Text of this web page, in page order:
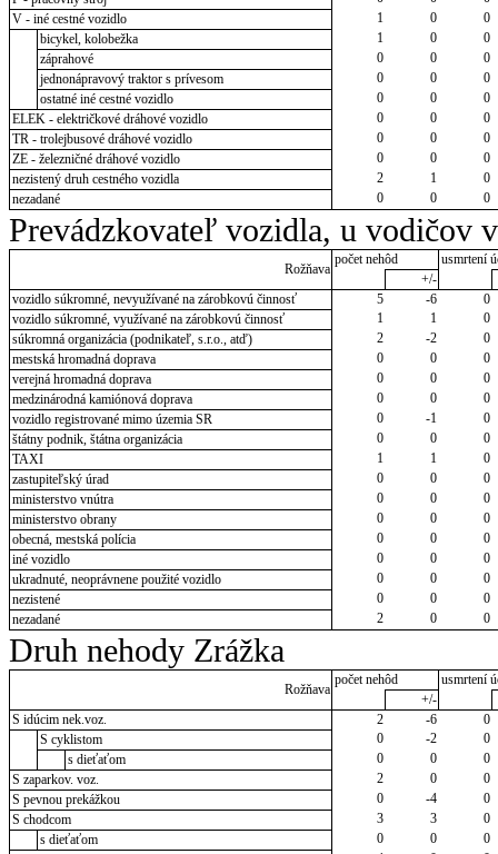
V - iné cestné vozidlo
1 0
0
bicykel, kolobežka
1 0
0
záprahové
0 0
0
jednonápravový traktor s prívesom
0 0
0
ostatné iné cestné vozidlo
0 0
0
ELEK - električkové dráhové vozidlo
0 0
0
TR - trolejbusové dráhové vozidlo
0 0
0
ZE - železničné dráhové vozidlo
0 0
0
nezistený druh cestného vozidla
2 1
0
nezadané
0 0 0
Prevádzkovateľ vozidla, u vodičov
Rožňava
počet nehôd
usmrtení
+/-
vozidlo súkromné, nevyužívané na zárobkovú činnosť
5 -6
0
vozidlo súkromné, využívané na zárobkovú činnosť
1 1
0
súkromná organizácia (podnikateľ, s.r.o., atď)
2 -2
0
mestská hromadná doprava
0 0
0
verejná hromadná doprava
0 0
0
medzinárodná kamiónová doprava
0 0
0
vozidlo registrované mimo územia SR
0 -1
0
štátny podnik, štátna organizácia
0 0
0
TAXI
1 1
0
zastupiteľský úrad
0 0
0
ministerstvo vnútra
0 0
0
ministerstvo obrany
0 0
0
obecná, mestská polícia
0 0
0
iné vozidlo
0 0
0
ukradnuté, neoprávnene použité vozidlo
0 0
0
nezistené
0 0
0
nezadané
2 0 0
Druh nehody Zrážka
Rožňava
počet nehôd
usmrtení
+/-
S idúcim nek.voz.
2 -6
0
S cyklistom
0 -2
0
s dieťaťom
0 0
0
S zaparkov. voz.
2 0
0
S pevnou prekážkou
0 -4
0
S chodcom
3 3
0
s dieťaťom
0 0
0